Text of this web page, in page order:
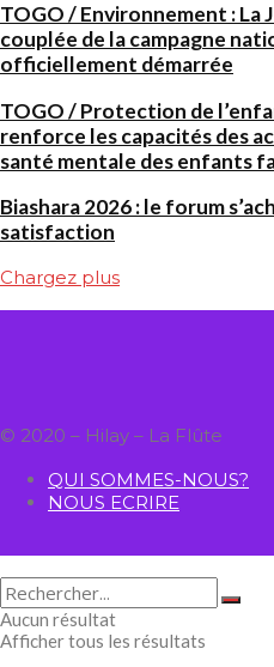
TOGO / Environnement : La
couplée de la campagne
officiellement démarrée
TOGO / Protection de
renforce les capacités des
santé mentale des enfants
Biashara 2026 : le forum
satisfaction
Chargez plus
© 2020 – Hilay – La Flûte
QUI SOMMES-NOUS?
NOUS ECRIRE
Aucun résultat
Afficher tous les résultats